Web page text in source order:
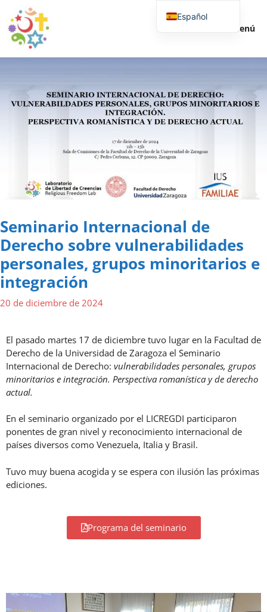
Menú
Seminario Internacional de
Derecho sobre vulnerabilidades
personales, grupos minoritarios e
integración
20 de diciembre de 2024
El pasado martes 17 de diciembre tuvo lugar en la Facultad de
Derecho de la Universidad de Zaragoza el Seminario
Internacional de Derecho: vulnerabilidades personales, grupos
minoritarios e integración. Perspectiva romanística y de derecho
actual.
En el seminario organizado por el LICREGDI participaron
ponentes de gran nivel y reconocimiento internacional de
países diversos como Venezuela, Italia y Brasil.
Tuvo muy buena acogida y se espera con ilusión las próximas
ediciones.
Programa del seminario
Español